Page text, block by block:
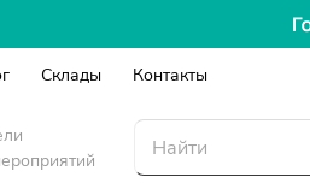
Склады Контакты